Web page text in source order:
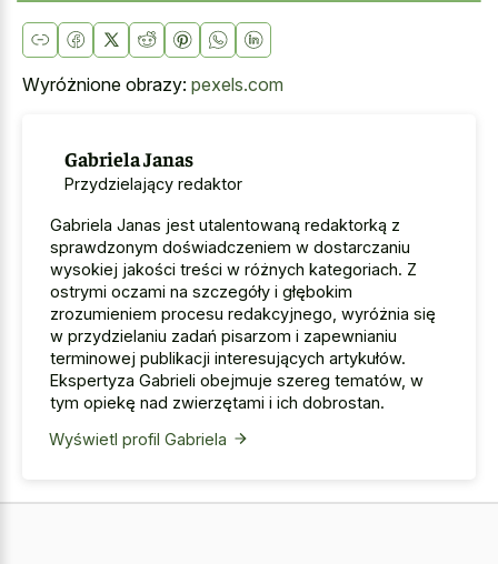
Wyróżnione obrazy: pexels.com
Gabriela Janas
Przydzielający redaktor
Gabriela Janas jest utalentowaną redaktorką z
sprawdzonym doświadczeniem w dostarczaniu
wysokiej jakości treści w różnych kategoriach. Z
ostrymi oczami na szczegóły i głębokim
zrozumieniem procesu redakcyjnego, wyróżnia się
w przydzielaniu zadań pisarzom i zapewnianiu
terminowej publikacji interesujących artykułów.
Ekspertyza Gabrieli obejmuje szereg tematów, w
tym opiekę nad zwierzętami i ich dobrostan.
Wyświetl profil Gabriela